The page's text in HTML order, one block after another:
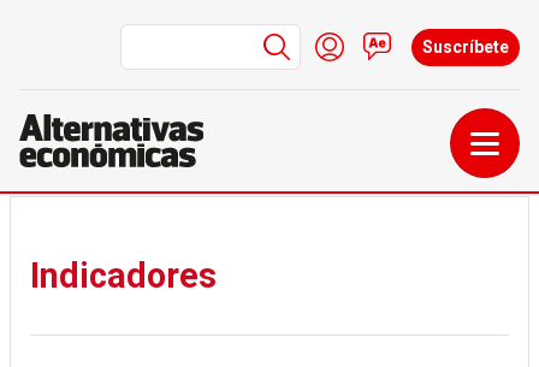
Menú de cuenta de
Iniciar sesión
Contacto
Suscríbete
Indicadores